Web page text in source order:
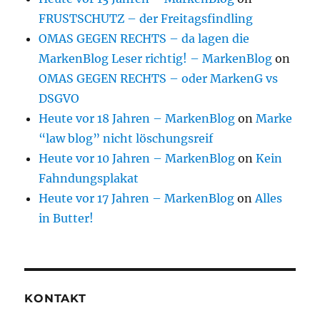
FRUSTSCHUTZ – der Freitagsfindling
OMAS GEGEN RECHTS – da lagen die
MarkenBlog Leser richtig! – MarkenBlog on
OMAS GEGEN RECHTS – oder MarkenG vs
DSGVO
Heute vor 18 Jahren – MarkenBlog onMarke
“law blog” nicht löschungsreif
Heute vor 10 Jahren – MarkenBlog onKein
Fahndungsplakat
Heute vor 17 Jahren – MarkenBlog onAlles
in Butter!
KONTAKT